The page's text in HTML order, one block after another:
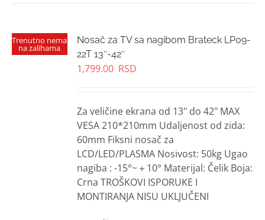
Trenutno nema
na zalihama
Nosač za TV sa nagibom Brateck LP09-
22T 13″-42″
1,799.00 RSD
Za veličine ekrana od 13" do 42" MAX
VESA 210*210mm Udaljenost od zida:
60mm Fiksni nosač za
LCD/LED/PLASMA Nosivost: 50kg Ugao
nagiba : -15°~＋10° Materijal: Čelik Boja:
Crna TROŠKOVI ISPORUKE I
MONTIRANJA NISU UKLJUČENI